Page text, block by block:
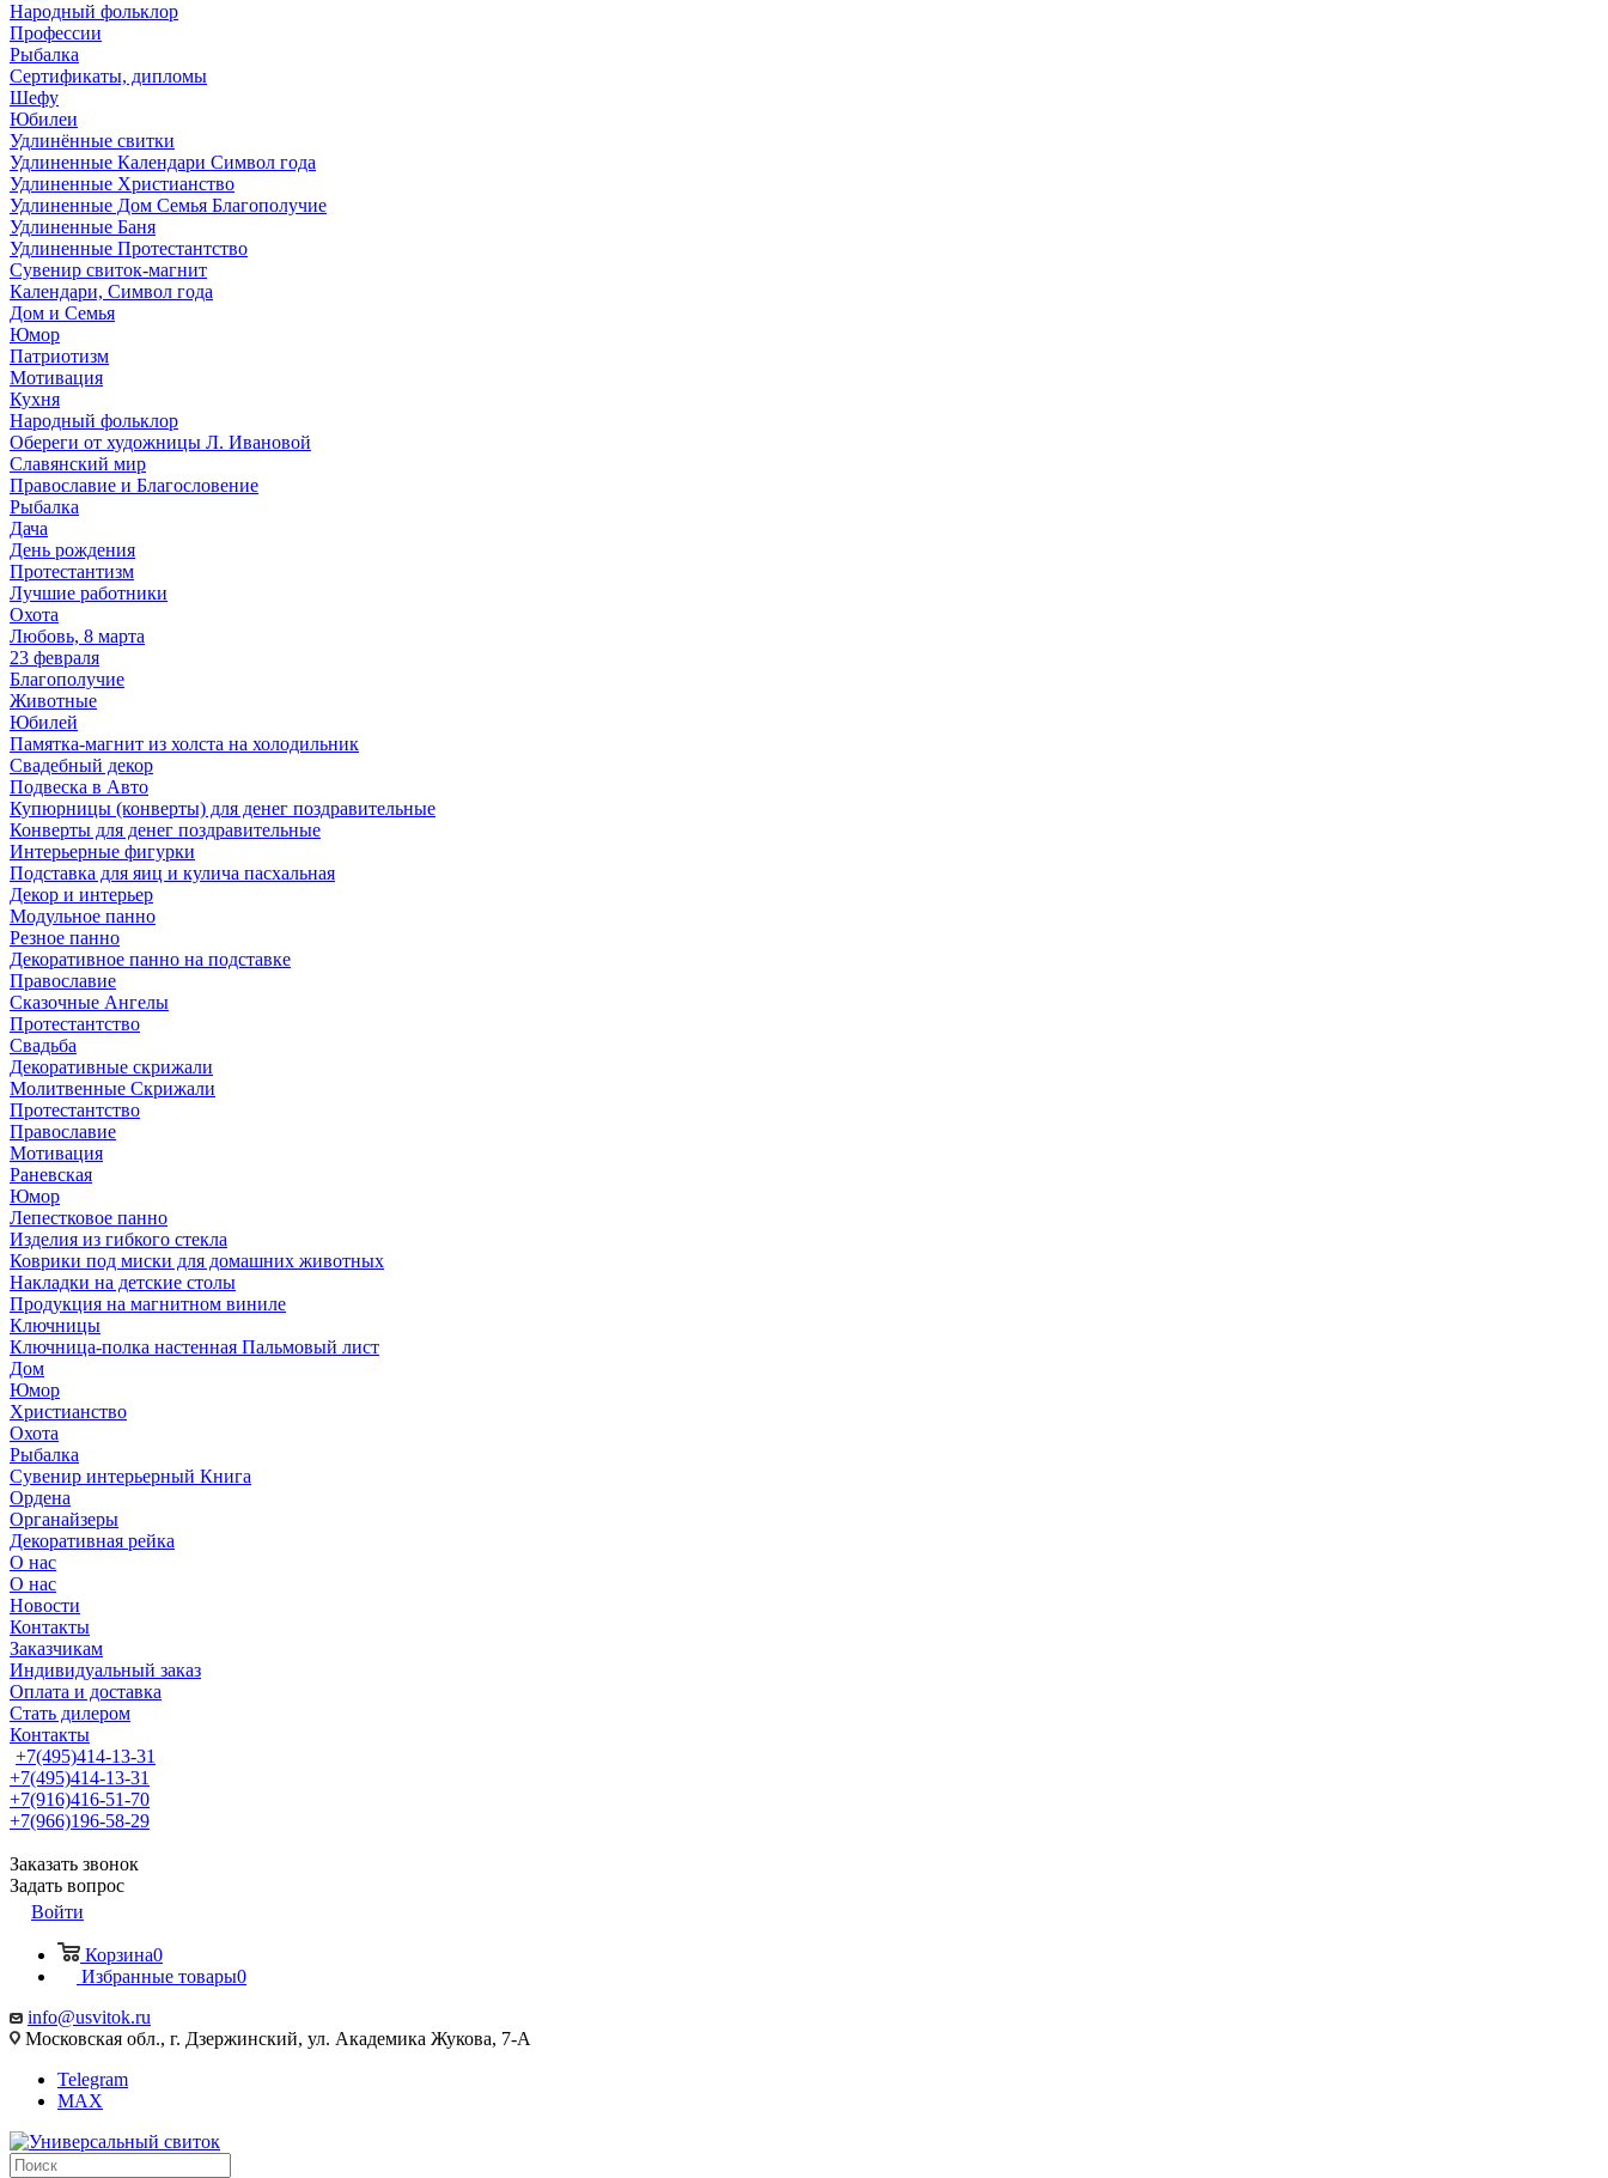
Народный фольклор
Профессии
Рыбалка
Сертификаты, дипломы
Шефу
Юбилеи
Удлинённые свитки
Удлиненные Календари Символ года
Удлиненные Христианство
Удлиненные Дом Семья Благополучие
Удлиненные Баня
Удлиненные Протестантство
Сувенир свиток-магнит
Календари, Символ года
Дом и Семья
Юмор
Патриотизм
Мотивация
Кухня
Народный фольклор
Обереги от художницы Л. Ивановой
Славянский мир
Православие и Благословение
Рыбалка
Дача
День рождения
Протестантизм
Лучшие работники
Охота
Любовь, 8 марта
23 февраля
Благополучие
Животные
Юбилей
Памятка-магнит из холста на холодильник
Свадебный декор
Подвеска в Авто
Купюрницы (конверты) для денег поздравительные
Конверты для денег поздравительные
Интерьерные фигурки
Подставка для яиц и кулича пасхальная
Декор и интерьер
Модульное панно
Резное панно
Декоративное панно на подставке
Православие
Сказочные Ангелы
Протестантство
Свадьба
Декоративные скрижали
Молитвенные Скрижали
Протестантство
Православие
Мотивация
Раневская
Юмор
Лепестковое панно
Изделия из гибкого стекла
Коврики под миски для домашних животных
Накладки на детские столы
Продукция на магнитном виниле
Ключницы
Ключница-полка настенная Пальмовый лист
Дом
Юмор
Христианство
Охота
Рыбалка
Сувенир интерьерный Книга
Ордена
Органайзеры
Декоративная рейка
О нас
О нас
Новости
Контакты
Заказчикам
Индивидуальный заказ
Оплата и доставка
Стать дилером
Контакты
+7(495)414-13-31
+7(495)414-13-31
+7(916)416-51-70
+7(966)196-58-29
Заказать звонок
Задать вопрос
Войти
Корзина0
Избранные товары0
info@usvitok.ru
Московская обл., г. Дзержинский, ул. Академика Жукова, 7-А
Telegram
MAX